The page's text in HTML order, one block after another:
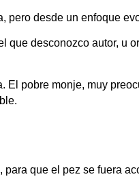
pero desde un enfoque
que desconozco autor,
El pobre monje, muy
que el pez se fuera